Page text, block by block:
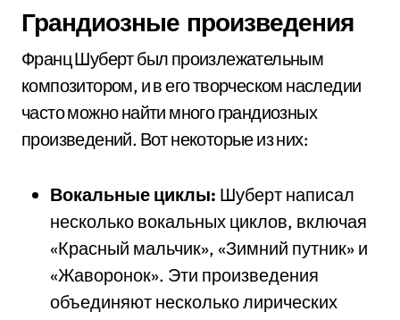
Грандиозные произведения
Франц Шуберт был произлежательным
композитором, и в его творческом наследии
часто можно найти много грандиозных
произведений. Вот некоторые из них:
Вокальные циклы: Шуберт написал
несколько вокальных циклов, включая
«Красный мальчик», «Зимний путник» и
«Жаворонок». Эти произведения
объединяют несколько лирических